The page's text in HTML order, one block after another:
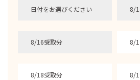
日付をお選びください 8/
8/16受取分 8/
8/18受取分 8/